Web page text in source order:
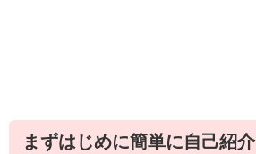
まずはじめに簡単に自己紹介